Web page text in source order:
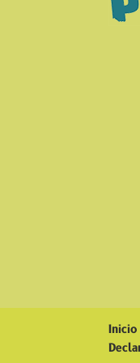
Inicio